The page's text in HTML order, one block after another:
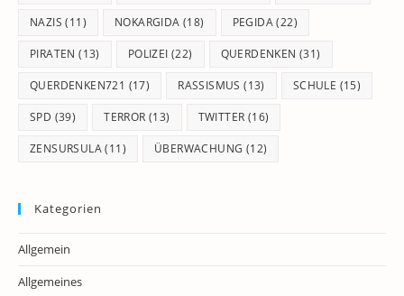
NAZIS (11) NOKARGIDA (18) PEGIDA(22)
PIRATEN (13) POLIZEI (22) QUERDENKEN (31)
QUERDENKEN721 (17) RASSISMUS (13) SCHULE (15)
SPD (39) TERROR (13) TWITTER (16)
ZENSURSULA(11) ÜBERWACHUNG (12)
Kategorien
Allgemein
Allgemeines